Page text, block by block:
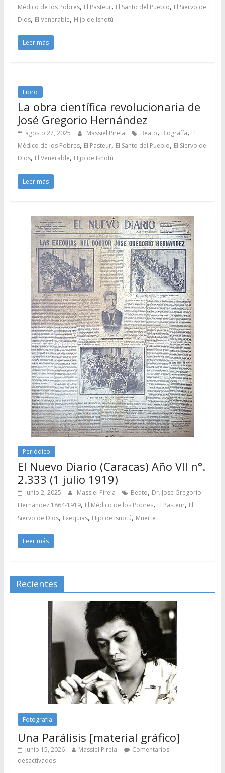
Médico de los Pobres, El Pasteur, El Santo del Pueblo, El Siervo de
Dios, El Venerable, Hijo de Isnotú
Leer más
Libro
La obra científica revolucionaria de
José Gregorio Hernández
agosto 27, 2025 Massiel Pirela Beato, Biografía, El
Médico de los Pobres, El Pasteur, El Santo del Pueblo, El Siervo de
Dios, El Venerable, Hijo de Isnotú
Leer más
Periódico
El Nuevo Diario (Caracas) Año VII n°.
2.333 (1 julio 1919)
junio 2, 2025 Massiel Pirela Beato, Dr. José Gregorio
Hernández 1864-1919, El Médico de los Pobres, El Pasteur, El
Siervo de Dios, Exequias, Hijo de Isnotú, Muerte
Leer más
Recientes
Fotografía
Una Parálisis [material gráfico]
junio 15, 2026 Massiel Pirela
Comentarios
desactivados